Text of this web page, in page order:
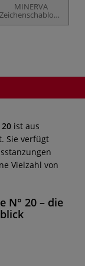
MINERVA
Zeichenschablone
OTAN46
ist aus
Sie verfügt
Vielzahl von
N° 20 – die